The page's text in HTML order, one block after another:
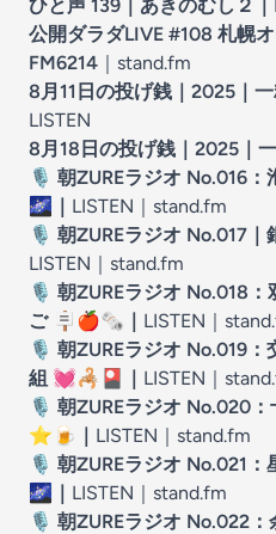
ひと声 139｜あきのむし２
公開ダラダLIVE #108 札幌
FM6214 ｜ stand.fm
8月11日の投げ銭｜2025｜
LISTEN
8月18日の投げ銭｜2025｜
🎙️ 朝ZUREラジオ No.016
🌌 ｜ LISTEN｜ stand.fm
🎙️ 朝ZUREラジオ No.017
LISTEN｜ stand.fm
🎙️ 朝ZUREラジオ No.018
ご 🪧🍎🗞️ ｜ LISTEN｜
🎙️ 朝ZUREラジオ No.019
組 💓🦂🎴 ｜ LISTEN｜
🎙️ 朝ZUREラジオ No.020
⭐️🍺 ｜ LISTEN｜ stand.fm
🎙️ 朝ZUREラジオ No.021
🌌 ｜ LISTEN｜ stand.fm
🎙️ 朝ZUREラジオ No.022